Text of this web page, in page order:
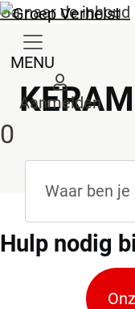
Ga naar de inhoud
MENU
Aanmelden
0
Hulp nodig